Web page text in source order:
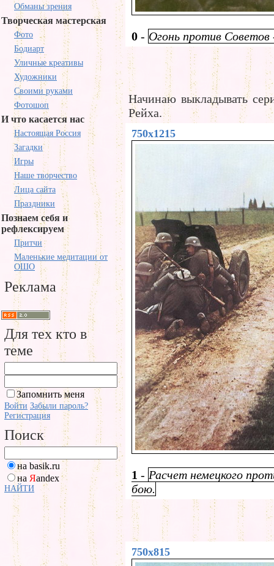
Обманы зрения
Творческая мастерская
Фото
Бодиарт
Уличные креативы
Художники
Своими руками
Фотошоп
И что касается нас
Настоящая Россия
Загадки
Игры
Наше творчество
Лица сайта
Праздники
Познаем себя и
рефлексируем
Притчи
Маленькие медитации от
ОШО
Реклама
Для тех кто в
теме
Запомнить меня
Войти Забыли пароль?
Регистрация
Поиск
на basik.ru
на Яandex
НАЙТИ
0 - Огонь против Советов
Начинаю выкладывать
Рейха.
750x1215
1 - Расчет немецкого
бою.
750x815